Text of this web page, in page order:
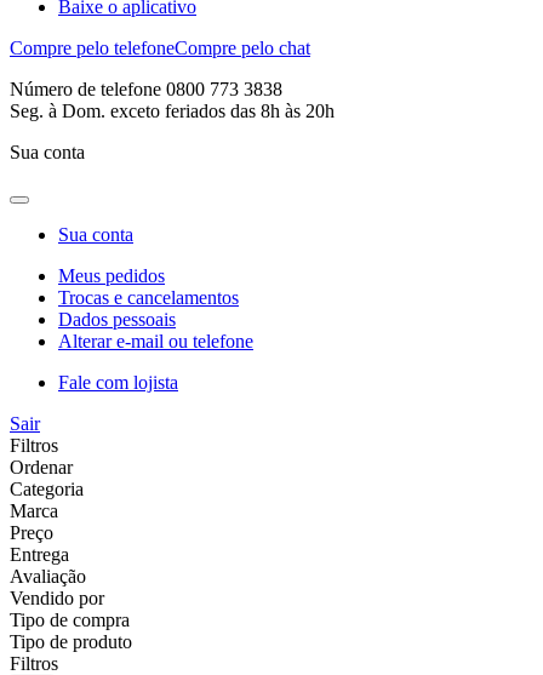
Baixe o aplicativo
Compre pelo telefoneCompre pelo chat
Número de telefone 0800 773 3838
Seg. à Dom. exceto feriados das 8h às 20h
Sua conta
Sua conta
Meus pedidos
Trocas e cancelamentos
Dados pessoais
Alterar e-mail ou telefone
Fale com lojista
Sair
Filtros
Ordenar
Categoria
Marca
Preço
Entrega
Avaliação
Vendido por
Tipo de compra
Tipo de produto
Filtros